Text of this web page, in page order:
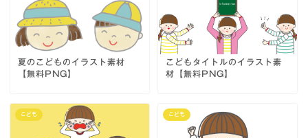
夏のこどものイラスト素材
【無料PNG】
こどもタイトルのイラスト素
材【無料PNG】
こども こども